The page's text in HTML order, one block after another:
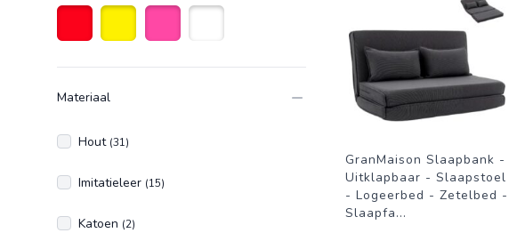
Bruin Licht grijsCreme witGebroken Wit
Materiaal
Hout (31)
Imitatieleer (15)
Katoen (2)
GranMaison Slaapbank -
Uitklapbaar - Slaapstoel
- Logeerbed - Zetelbed -
Slaapfa...